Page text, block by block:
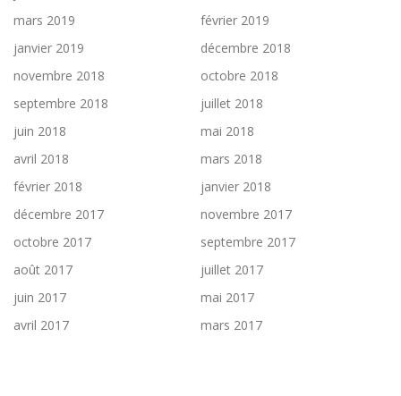
mars 2019
février 2019
janvier 2019
décembre 2018
novembre 2018
octobre 2018
septembre 2018
juillet 2018
juin 2018
mai 2018
avril 2018
mars 2018
février 2018
janvier 2018
décembre 2017
novembre 2017
octobre 2017
septembre 2017
août 2017
juillet 2017
juin 2017
mai 2017
avril 2017
mars 2017